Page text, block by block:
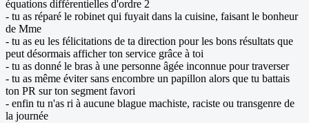
équations différentielles d'ordre 2
- tu as réparé le robinet qui fuyait dans la cuisine, faisant le bonheur
de Mme
- tu as eu les félicitations de ta direction pour les bons résultats que
peut désormais afficher ton service grâce à toi
- tu as donné le bras à une personne âgée inconnue pour traverser
- tu as même éviter sans encombre un papillon alors que tu battais
ton PR sur ton segment favori
- enfin tu n'as ri à aucune blague machiste, raciste ou transgenre de
la journée